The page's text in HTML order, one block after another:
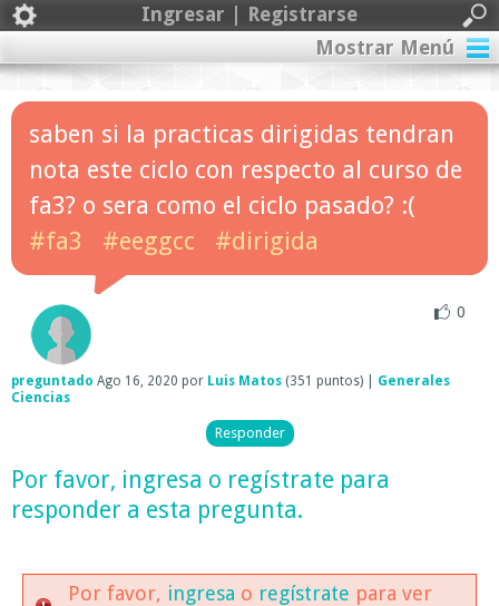
Ingresar | Registrarse
Mostrar Menú
saben si la practicas dirigidas tendran
nota este ciclo con respecto al curso de
fa3? o sera como el ciclo pasado? :(
#fa3
#eeggcc #dirigida
0
preguntado Ago 16, 2020 por Luis Matos (351 puntos)
Generales
Ciencias
Por favor, ingresa o regístrate para
responder a esta pregunta.
Por favor, ingresa o regístrate para ver